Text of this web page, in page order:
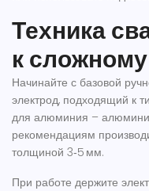
Техника
к сложному
Начинайте с базовой
электрод, подходящий к
для алюминия –
рекомендациям
толщиной 3‑5 мм.
При работе держите